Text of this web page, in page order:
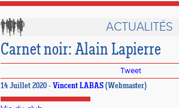
ACTUALITÉS
Carnet noir: Alain Lapierre
Tweet
14 Juillet 2020 - Vincent LABAS (Webmaster)